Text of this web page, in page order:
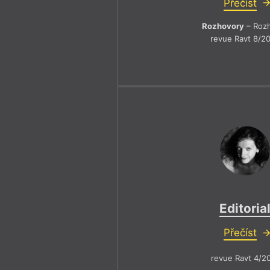
Přečíst
Rozhovory–
revue Ravt 8/
Editorial
Přečíst
revue Ravt 4/